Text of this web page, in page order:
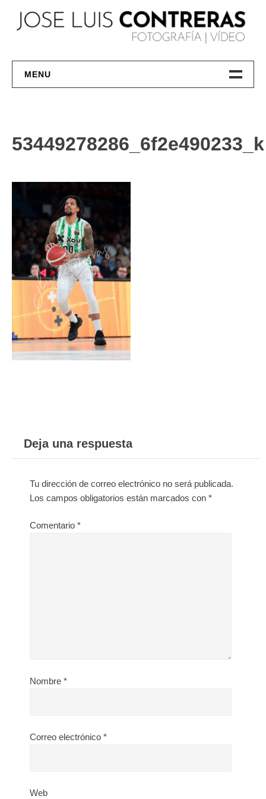
MENU
Bodas
53449278286_6f2e490233_k
Deja una respuesta
Tu dirección de correo electrónico no será publicada.
Los campos obligatorios están marcados con *
Comentario *
Nombre *
Correo electrónico *
Web